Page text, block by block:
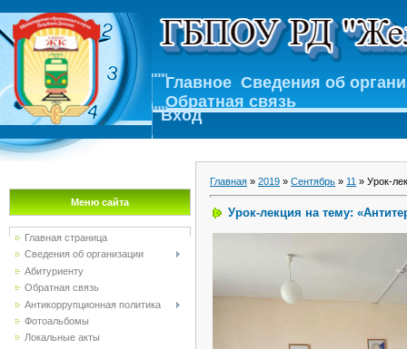
Главное Сведения об
Обратная связь
Вход
Меню сайта
Главная страница
Сведения об организации
Абитуриенту
Обратная связь
Антикоррупционная политика
Фотоальбомы
Локальные акты
Главная » 2019 » Сентябрь » 11 » Урок-
Урок-лекция на тему: